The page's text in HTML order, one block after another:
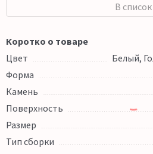
В список
Коротко о товаре
Цвет
Белый,
Форма
Камень
Поверхность
Размер
Тип сборки